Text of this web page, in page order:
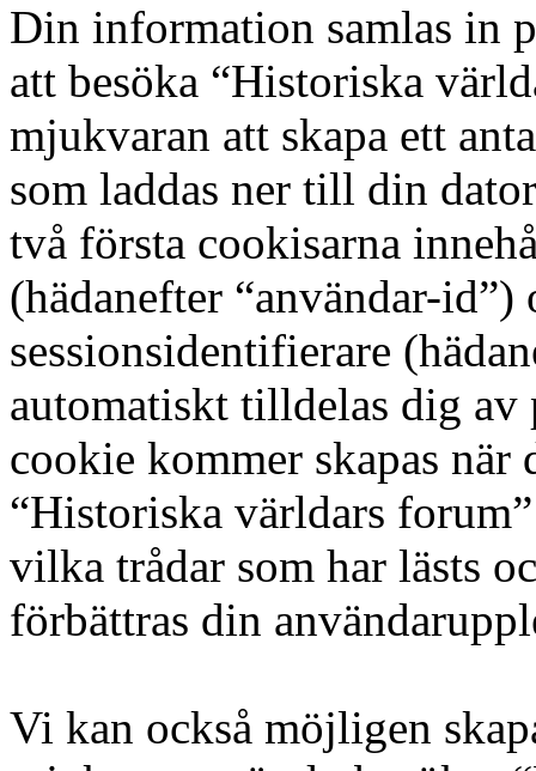
Din information samlas in
att besöka “Historiska
mjukvaran att skapa ett
som laddas ner till din
två första cookisarna
(hädanefter “användar-id”)
sessionsidentifierare
automatiskt tilldelas dig
cookie kommer skapas när
“Historiska världars
vilka trådar som har lästs
förbättras din
Vi kan också möjligen